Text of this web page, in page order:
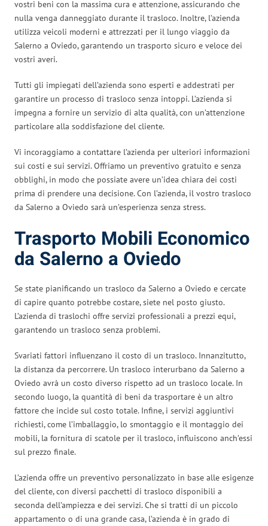
vostri beni con la massima cura e attenzione, assicurando che
nulla venga danneggiato durante il trasloco. Inoltre, l’azienda
utilizza veicoli moderni e attrezzati per il lungo viaggio da
Salerno a Oviedo, garantendo un trasporto sicuro e veloce dei
vostri averi.
Tutti gli impiegati dell’azienda sono esperti e addestrati per
garantire un processo di trasloco senza intoppi. L’azienda si
impegna a fornire un servizio di alta qualità, con un’attenzione
particolare alla soddisfazione del cliente.
Vi incoraggiamo a contattare l’azienda per ulteriori informazioni
sui costi e sui servizi. Offriamo un preventivo gratuito e senza
obblighi, in modo che possiate avere un’idea chiara dei costi
prima di prendere una decisione. Con l’azienda, il vostro trasloco
da Salerno a Oviedo sarà un’esperienza senza stress.
Trasporto Mobili Economico
da Salerno a Oviedo
Se state pianificando un trasloco da Salerno a Oviedo e cercate
di capire quanto potrebbe costare, siete nel posto giusto.
L’azienda di traslochi offre servizi professionali a prezzi equi,
garantendo un trasloco senza problemi.
Svariati fattori influenzano il costo di un trasloco. Innanzitutto,
la distanza da percorrere. Un trasloco interurbano da Salerno a
Oviedo avrà un costo diverso rispetto ad un trasloco locale. In
secondo luogo, la quantità di beni da trasportare è un altro
fattore che incide sul costo totale. Infine, i servizi aggiuntivi
richiesti, come l’imballaggio, lo smontaggio e il montaggio dei
mobili, la fornitura di scatole per il trasloco, influiscono anch’essi
sul prezzo finale.
L’azienda offre un preventivo personalizzato in base alle esigenze
del cliente, con diversi pacchetti di trasloco disponibili a
seconda dell’ampiezza e dei servizi. Che si tratti di un piccolo
appartamento o di una grande casa, l’azienda è in grado di